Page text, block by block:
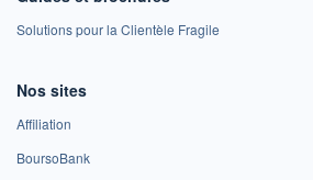
Solutions pour la Clientèle Fragile
Nos sites
Affiliation
BoursoBank